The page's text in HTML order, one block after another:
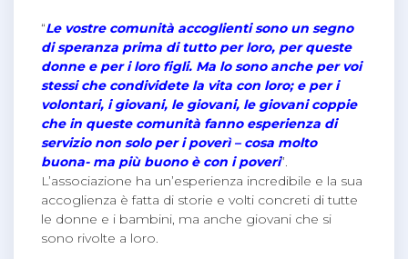
“Le vostre comunità accoglienti sono un segno
di speranza prima di tutto per loro, per queste
donne e per i loro figli. Ma lo sono anche per voi
stessi che condividete la vita con loro; e per i
volontari, i giovani, le giovani, le giovani coppie
che in queste comunità fanno esperienza di
servizio non solo per i poverì – cosa molto
buona- ma più buono è con i poveri”.
L’associazione ha un’esperienza incredibile e la sua
accoglienza è fatta di storie e volti concreti di tutte
le donne e i bambini, ma anche giovani che si
sono rivolte a loro.